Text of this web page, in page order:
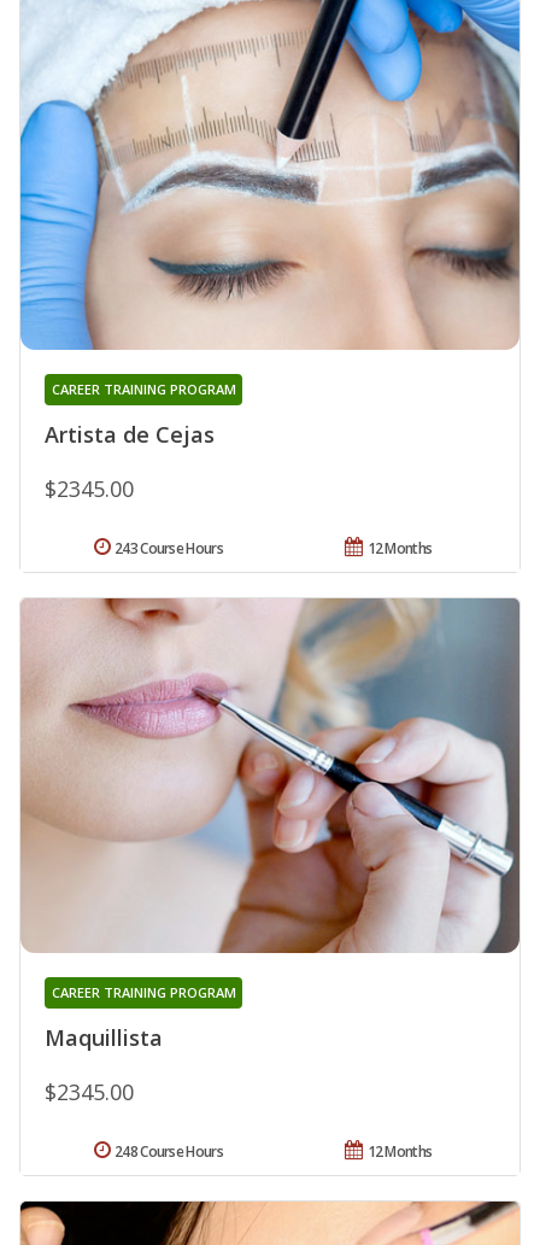
Artista de Cejas
CAREER TRAINING PROGRAM
$2345.00
12 Months
243 Course Hours
Maquillista
CAREER TRAINING PROGRAM
$2345.00
12 Months
248 Course Hours